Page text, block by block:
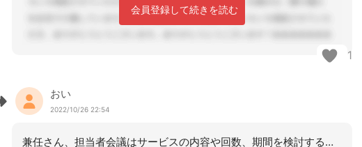
会員登録して続きを読む
1
おい
2022/10/26 22:54
兼任さん、担当者会議はサービスの内容や回数、期間を検討する場じゃないですって。ま